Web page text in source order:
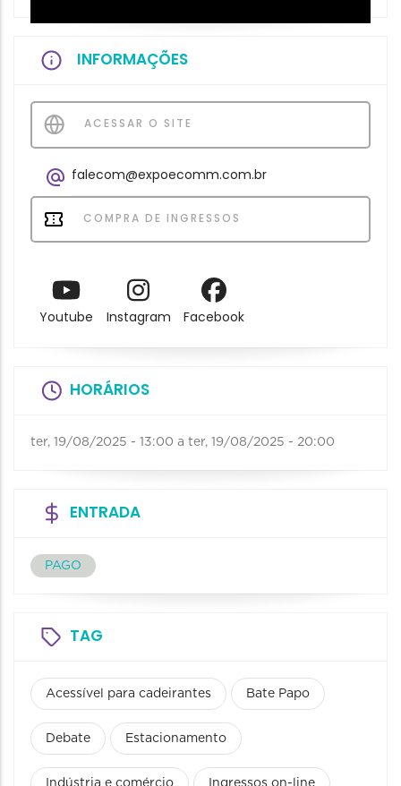
INFORMAÇÕES
ACESSAR O SITE
falecom@expoecomm.com.br
COMPRA DE INGRESSOS
Youtube Instagram Facebook
HORÁRIOS
ter, 19/08/2025 - 13:00 a ter, 19/08/2025 - 20:00
ENTRADA
PAGO
TAG
Acessível para cadeirantes Bate Papo
Debate Estacionamento
Indústria e comércio Ingressos on-line